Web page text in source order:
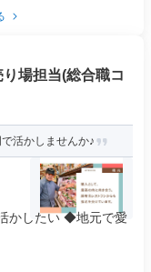
場担当(総合職コ
活かしませんか♪
かしたい ◆地元で愛